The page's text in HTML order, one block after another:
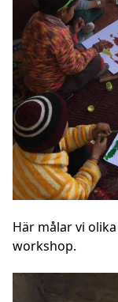
Här målar vi
workshop.